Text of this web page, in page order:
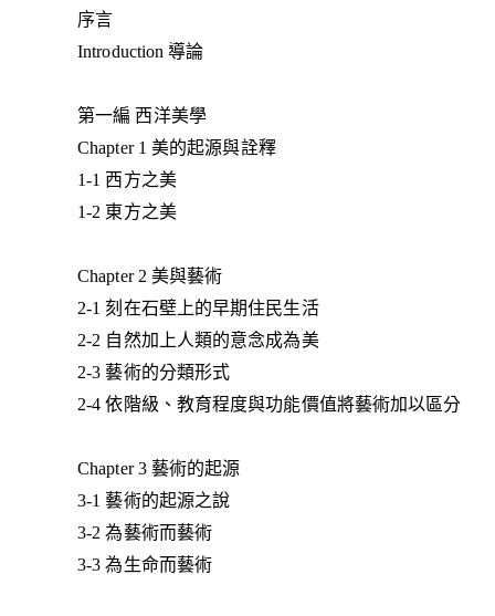
序言
Introduction 導論
第一編 西洋美學
Chapter 1 美的起源與詮釋
1-1 西方之美
1-2 東方之美
Chapter 2 美與藝術
2-1 刻在石壁上的早期住民生活
2-2 自然加上人類的意念成為美
2-3 藝術的分類形式
2-4 依階級、教育程度與功能價值將藝術加以區分
Chapter 3 藝術的起源
3-1 藝術的起源之說
3-2 為藝術而藝術
3-3 為生命而藝術